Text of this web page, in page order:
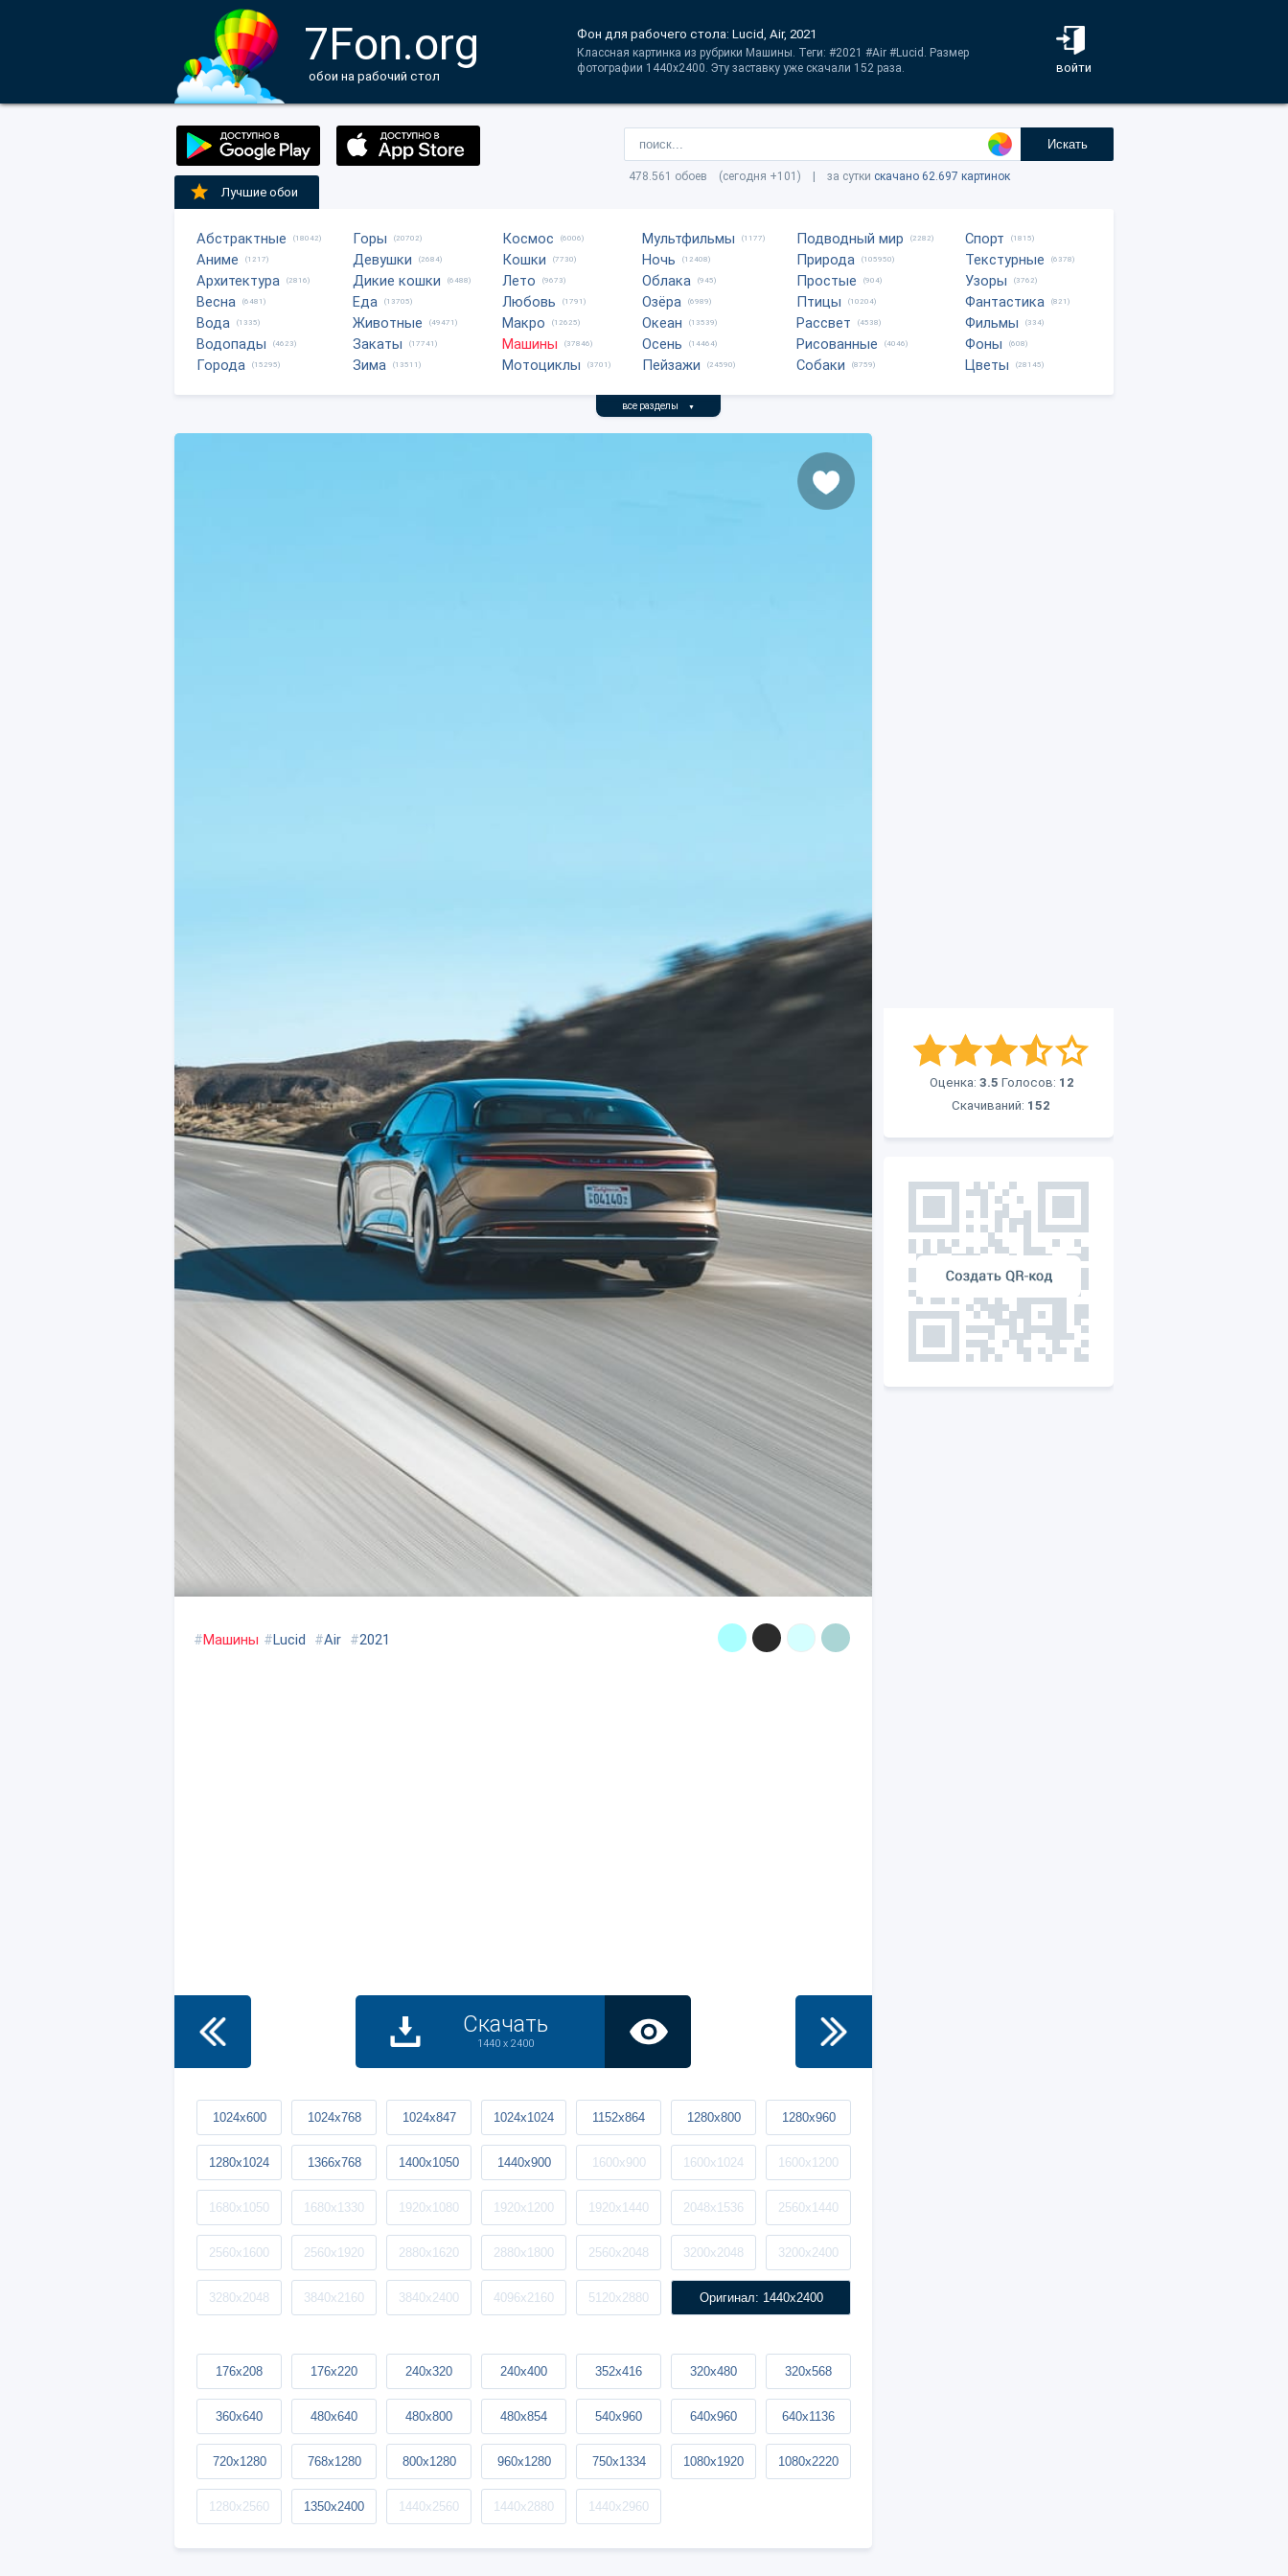
7Fon.org
обои на рабочий стол
войти
Фон для рабочего стола: Lucid, Air, 2021
Классная картинка из рубрики Машины. Теги: #2021 #Air #Lucid. Размер
фотографии 1440x2400. Эту заставку уже скачали 152 раза.
Искать
478.561 обоев (сегодня +101) | за сутки скачано 62.697 картинок
Лучшие обои
Абстрактные (18042)
Аниме (1217)
Архитектура (2816)
Весна (6481)
Вода (1335)
Водопады (4623)
Города (15295)
Горы (20702)
Девушки (2684)
Дикие кошки (6488)
Еда (13705)
Животные (49471)
Закаты (17741)
Зима (13511)
Космос (6006)
Кошки (7730)
Лето (9673)
Любовь (1791)
Макро (12625)
Машины (37846)
Мотоциклы (3701)
Мультфильмы (1177)
Ночь (12408)
Облака (945)
Озёра (6989)
Океан (13539)
Осень (14464)
Пейзажи (24590)
Подводный мир (2282)
Природа (105950)
Простые (904)
Птицы (10204)
Рассвет (4538)
Рисованные (4046)
Собаки (8759)
Спорт (1815)
Текстурные (6378)
Узоры (3762)
Фантастика (821)
Фильмы (334)
Фоны (608)
Цветы (28145)
все разделы ▼
Оценка: 3.5 Голосов: 12
Скачиваний: 152
#Машины #Lucid #Air #2021
Скачать
1440 x 2400
1024x600 1024x768 1024x847 1024x1024 1152x864 1280x800 1280x960
1280x1024 1366x768 1400x1050 1440x900 1600x900 1600x1024 1600x1200
1680x1050 1680x1330 1920x1080 1920x1200 1920x1440 2048x1536 2560x1440
2560x1600 2560x1920 2880x1620 2880x1800 2560x2048 3200x2048 3200x2400
3280x2048 3840x2160 3840x2400 4096x2160 5120x2880 Оригинал: 1440x2400
176x208 176x220 240x320 240x400 352x416 320x480 320x568
360x640 480x640 480x800 480x854 540x960 640x960 640x1136
720x1280 768x1280 800x1280 960x1280 750x1334 1080x1920 1080x2220
1280x2560 1350x2400 1440x2560 1440x2880 1440x2960